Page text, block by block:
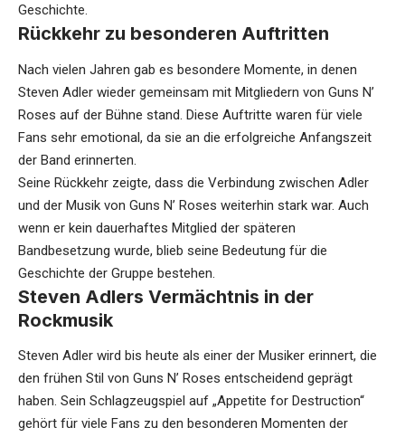
Geschichte.
Rückkehr zu besonderen Auftritten
Nach vielen Jahren gab es besondere Momente, in denen
Steven Adler wieder gemeinsam mit Mitgliedern von Guns N’
Roses auf der Bühne stand. Diese Auftritte waren für viele
Fans sehr emotional, da sie an die erfolgreiche Anfangszeit
der Band erinnerten.
Seine Rückkehr zeigte, dass die Verbindung zwischen Adler
und der Musik von Guns N’ Roses weiterhin stark war. Auch
wenn er kein dauerhaftes Mitglied der späteren
Bandbesetzung wurde, blieb seine Bedeutung für die
Geschichte der Gruppe bestehen.
Steven Adlers Vermächtnis in der
Rockmusik
Steven Adler wird bis heute als einer der Musiker erinnert, die
den frühen Stil von Guns N’ Roses entscheidend geprägt
haben. Sein Schlagzeugspiel auf „Appetite for Destruction“
gehört für viele Fans zu den besonderen Momenten der